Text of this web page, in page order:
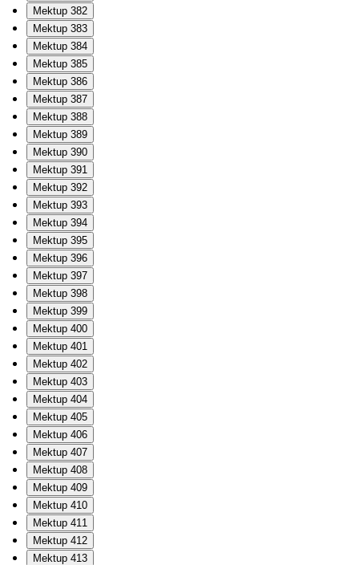
Mektup 382
Mektup 383
Mektup 384
Mektup 385
Mektup 386
Mektup 387
Mektup 388
Mektup 389
Mektup 390
Mektup 391
Mektup 392
Mektup 393
Mektup 394
Mektup 395
Mektup 396
Mektup 397
Mektup 398
Mektup 399
Mektup 400
Mektup 401
Mektup 402
Mektup 403
Mektup 404
Mektup 405
Mektup 406
Mektup 407
Mektup 408
Mektup 409
Mektup 410
Mektup 411
Mektup 412
Mektup 413